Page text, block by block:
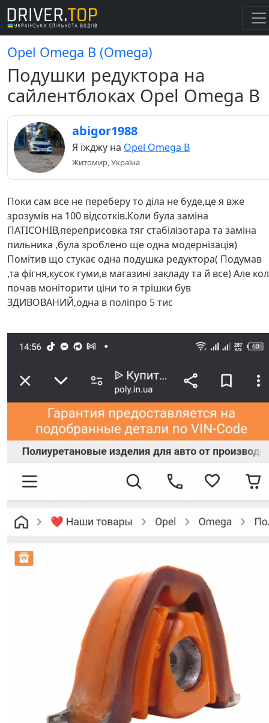
Opel Omega B (Omega)
Подушки редуктора на
сайлентблоках Opel Omega B
abigor1988
Я їжджу на Opel Omega B
Житомир, Україна
Поки сам все не переберу то діла не буде,це я вже
зрозумів на 100 відсотків.Коли була заміна
ПАТІСОНІВ,переприсовка тяг стабілізотара та заміна
пильника ,була зроблено ще одна модернізація)
Помітив що стукає одна подушка редуктора( Подумав
,та фігня,кусок гуми,в магазині закладу та й все) Але
почав моніторити ціни то я трішки був
ЗДИВОВАНИЙ,одна в поліпро 5 тис